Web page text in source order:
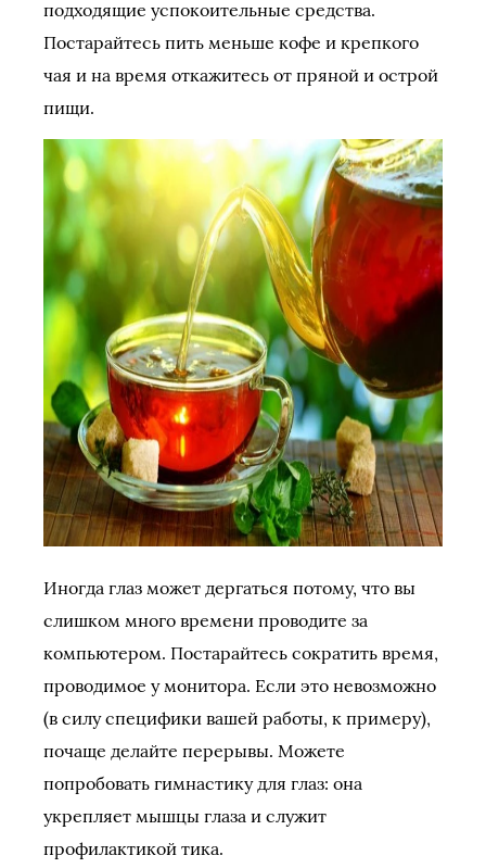
подходящие успокоительные средства.
Постарайтесь пить меньше кофе и крепкого
чая и на время откажитесь от пряной и острой
пищи.
Иногда глаз может дергаться потому, что вы
слишком много времени проводите за
компьютером. Постарайтесь сократить время,
проводимое у монитора. Если это невозможно
(в силу специфики вашей работы, к примеру),
почаще делайте перерывы. Можете
попробовать гимнастику для глаз: она
укрепляет мышцы глаза и служит
профилактикой тика.